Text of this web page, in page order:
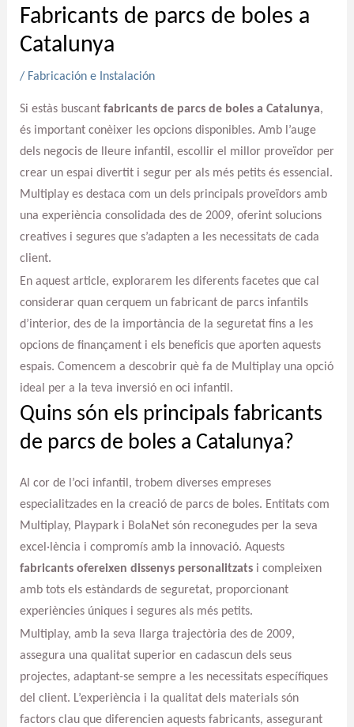
Fabricants de parcs de boles a
Catalunya
/ Fabricación e Instalación
Si estàs buscant fabricants de parcs de boles a Catalunya,
és important conèixer les opcions disponibles. Amb l’auge
dels negocis de lleure infantil, escollir el millor proveïdor per
crear un espai divertit i segur per als més petits és essencial.
Multiplay es destaca com un dels principals proveïdors amb
una experiència consolidada des de 2009, oferint solucions
creatives i segures que s’adapten a les necessitats de cada
client.
En aquest article, explorarem les diferents facetes que cal
considerar quan cerquem un fabricant de parcs infantils
d’interior, des de la importància de la seguretat fins a les
opcions de finançament i els beneficis que aporten aquests
espais. Comencem a descobrir què fa de Multiplay una opció
ideal per a la teva inversió en oci infantil.
Quins són els principals fabricants
de parcs de boles a Catalunya?
Al cor de l’oci infantil, trobem diverses empreses
especialitzades en la creació de parcs de boles. Entitats com
Multiplay, Playpark i BolaNet són reconegudes per la seva
excel·lència i compromís amb la innovació. Aquests
fabricants ofereixen dissenys personalitzatsi compleixen
amb tots els estàndards de seguretat, proporcionant
experiències úniques i segures als més petits.
Multiplay, amb la seva llarga trajectòria des de 2009,
assegura una qualitat superior en cadascun dels seus
projectes, adaptant-se sempre a les necessitats específiques
del client. L’experiència i la qualitat dels materials són
factors clau que diferencien aquests fabricants, assegurant